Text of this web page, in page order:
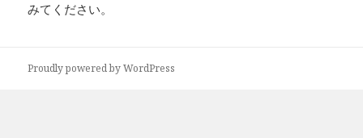
みてください。
Proudly powered by WordPress